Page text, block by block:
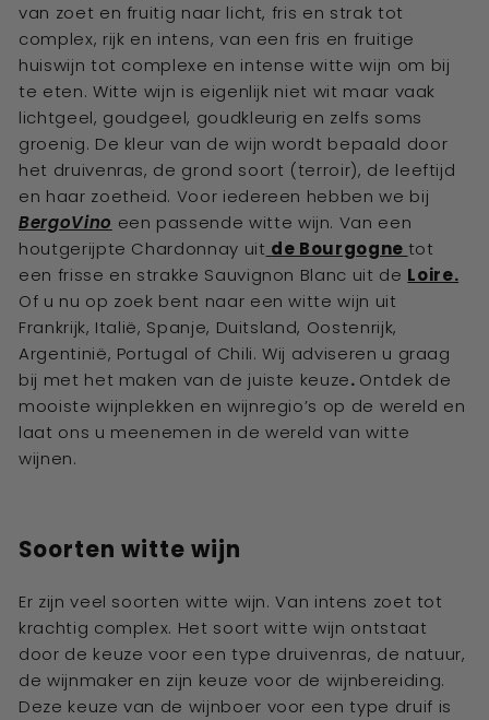
van zoet en fruitig naar licht, fris en strak tot
complex, rijk en intens, van een fris en fruitige
huiswijn tot complexe en intense witte wijn om bij
te eten. Witte wijn is eigenlijk niet wit maar vaak
lichtgeel, goudgeel, goudkleurig en zelfs soms
groenig. De kleur van de wijn wordt bepaald door
het druivenras, de grond soort (terroir), de leeftijd
en haar zoetheid. Voor iedereen hebben we bij
BergoVino een passende witte wijn. Van een
houtgerijpte Chardonnay uit de Bourgogne tot
een frisse en strakke Sauvignon Blanc uit de Loire.
Of u nu op zoek bent naar een witte wijn uit
Frankrijk, Italië, Spanje, Duitsland, Oostenrijk,
Argentinië, Portugal of Chili. Wij adviseren u graag
bij met het maken van de juiste keuze. Ontdek de
mooiste wijnplekken en wijnregio’s op de wereld en
laat ons u meenemen in de wereld van witte
wijnen.
Soorten witte wijn
Er zijn veel soorten witte wijn. Van intens zoet tot
krachtig complex. Het soort witte wijn ontstaat
door de keuze voor een type druivenras, de natuur,
de wijnmaker en zijn keuze voor de wijnbereiding.
Deze keuze van de wijnboer voor een type druif is